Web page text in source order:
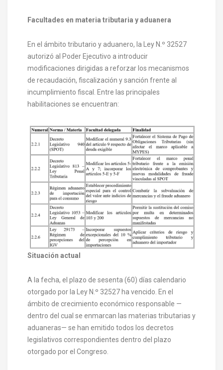
Facultades en materia tributaria y aduanera
En el ámbito tributario y aduanero, la Ley N.º 32527
autorizó al Poder Ejecutivo a introducir
modificaciones dirigidas a reforzar los mecanismos
de recaudación, fiscalización y sanción frente al
incumplimiento fiscal. Entre las principales
habilitaciones se encuentran:
Situación actual
A la fecha, el plazo de sesenta (60) días calendario
otorgado por la Ley N.º 32527 ha vencido. En el
ámbito de crecimiento económico responsable —
dentro del cual se enmarcan las materias tributarias y
aduaneras— se han emitido todos los decretos
legislativos correspondientes dentro del plazo
otorgado por el Congreso.